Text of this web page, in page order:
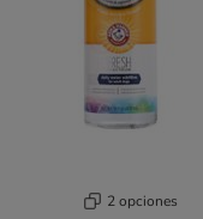
2 opciones